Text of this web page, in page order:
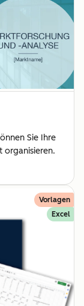
Sie Ihre
organisieren.
Vorlagen
Excel